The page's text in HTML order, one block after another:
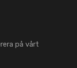
på vårt